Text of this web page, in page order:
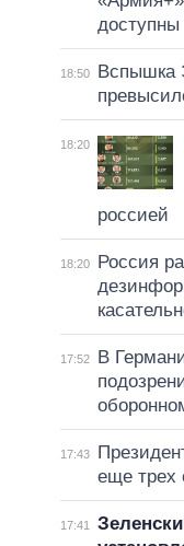
доступны
18:50
Вспышка
18:20
россией
18:20
Россия
17:52
В
17:43
еще трех
17:41